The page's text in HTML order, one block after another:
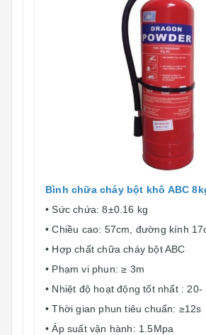
Bình chữa cháy bột khô ABC
• Sức chứa: 8±0.16 kg
• Chiều cao: 57cm, đường kính
• Hợp chất chữa cháy bột ABC
• Phạm vi phun: ≥ 3m
• Nhiệt độ hoạt động tốt nhất : 20-
• Thời gian phun tiêu chuẩn: ≥12s
• Áp suất vận hành: 1.5Mpa